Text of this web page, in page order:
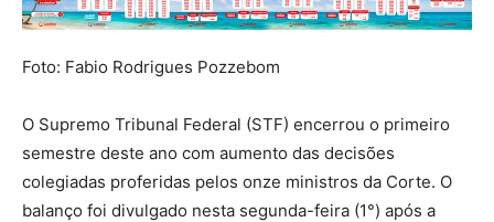
Foto: Fabio Rodrigues Pozzebom
O Supremo Tribunal Federal (STF) encerrou o primeiro
semestre deste ano com aumento das decisões
colegiadas proferidas pelos onze ministros da Corte. O
balanço foi divulgado nesta segunda-feira (1°) após a